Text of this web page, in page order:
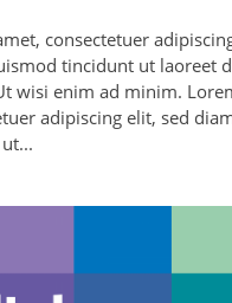
consectetuer
tincidunt ut laoreet
wisi enim ad minim.
adipiscing elit, sed